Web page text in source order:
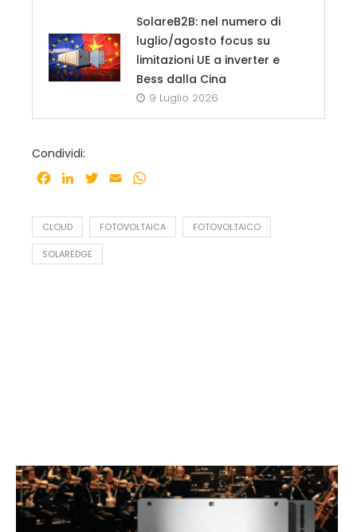
SolareB2B: nel numero di
luglio/agosto focus su
limitazioni UE a inverter e
Bess dalla Cina
9 Luglio 2026
Condividi:
Facebook
LinkedInTwitter
Email
CLOUD FOTOVOLTAICA FOTOVOLTAICO
SOLAREDGE